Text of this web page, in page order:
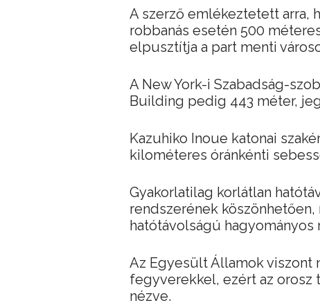
A szerző emlékeztetett arra,
robbanás esetén 500
elpusztítja a part menti
A New York-i Szabadság-
Building pedig 443 méter,
Kazuhiko Inoue katonai
kilométeres óránkénti
Gyakorlatilag korlátlan
rendszerének
hatótávolságú hagyományos
Az Egyesült Államok viszont
fegyverekkel, ezért az
nézve.